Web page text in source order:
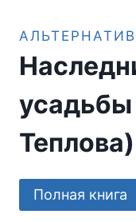
Теплова)
Полная книга